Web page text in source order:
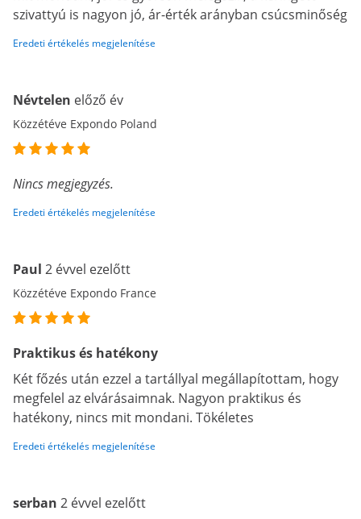
szivattyú is nagyon jó, ár-érték arányban csúcsminőség
Eredeti értékelés megjelenítése
Névtelen előző év
Közzétéve Expondo Poland
Nincs megjegyzés.
Eredeti értékelés megjelenítése
Paul 2 évvel ezelőtt
Közzétéve Expondo France
Praktikus és hatékony
Két főzés után ezzel a tartállyal megállapítottam, hogy
megfelel az elvárásaimnak. Nagyon praktikus és
hatékony, nincs mit mondani. Tökéletes
Eredeti értékelés megjelenítése
serban 2 évvel ezelőtt